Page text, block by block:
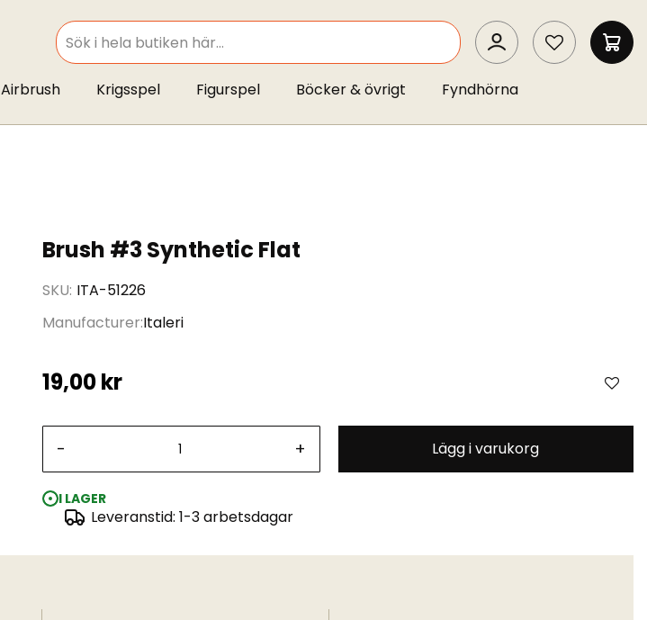
SEARCH
SEARCH
MIN
Airbrush Krigsspel Figurspel Böcker & övrigt Fyndhörna
Brush #3 Synthetic Flat
SKU ITA-51226
Manufacturer Italeri
19,00 kr
- + Lägg i varukorg
I LAGER
Leveranstid: 1-3 arbetsdagar